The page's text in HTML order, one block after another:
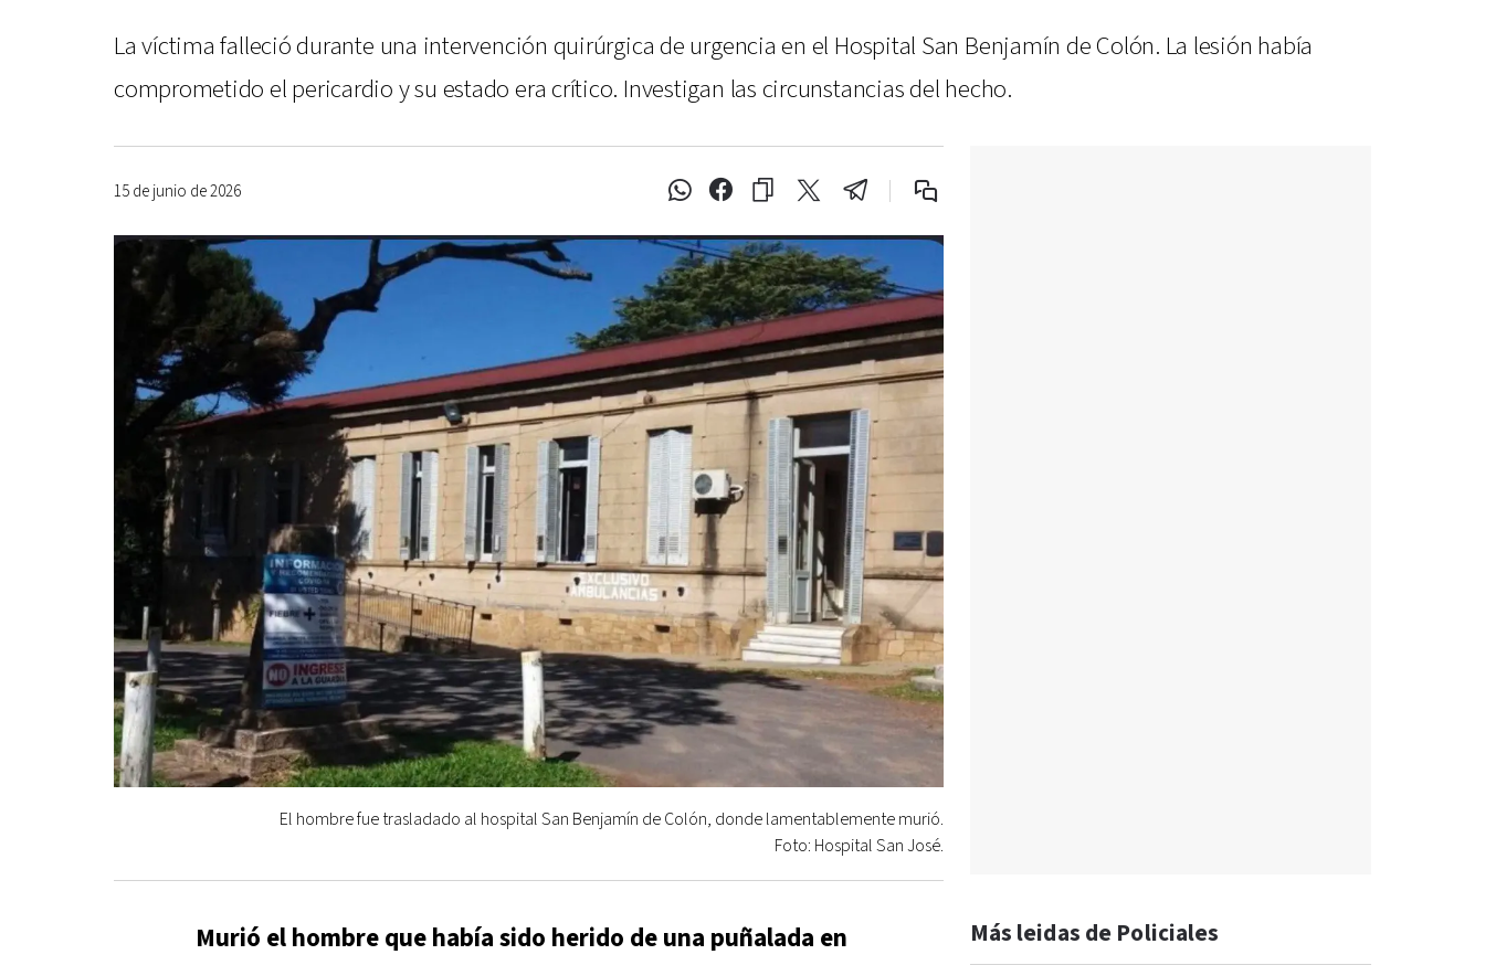
La víctima falleció durante una intervención quirúrgica de urgencia en el Hospital San Benjamín de Colón. La lesión había
comprometido el pericardio y su estado era crítico. Investigan las circunstancias del hecho.
15 de junio de 2026
El hombre fue trasladado al hospital San Benjamín de Colón, donde lamentablemente murió.
Foto: Hospital San José.
Murió el hombre que había sido herido de una puñalada en
Más leidas de Policiales